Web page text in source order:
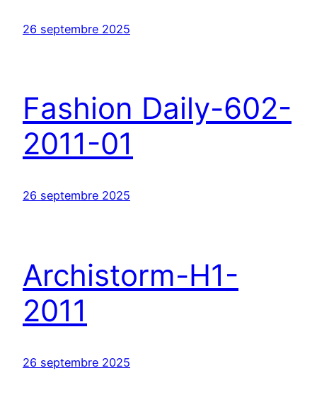
26 septembre 2025
Fashion Daily-602-
2011-01
26 septembre 2025
Archistorm-H1-
2011
26 septembre 2025